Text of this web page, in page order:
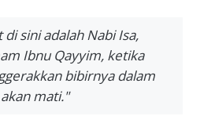
sini adalah Nabi Isa,
Ibnu Qayyim, ketika
bibirnya dalam
mati."